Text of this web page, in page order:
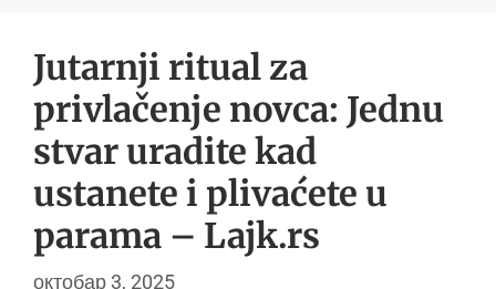
Jutarnji ritual za
privlačenje novca: Jednu
stvar uradite kad
ustanete i plivaćete u
parama – Lajk.rs
октобар 3, 2025